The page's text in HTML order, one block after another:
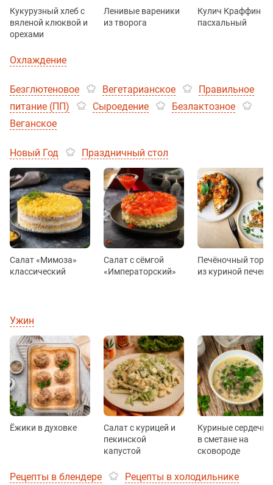
Кукурузный хлеб с
вяленой клюквой и
орехами
Ленивые вареники
из творога
Кулич Краффин
пасхальный
Охлаждение
Безглютеновое Вегетарианское
Правильное
питание (ПП)
Сыроедение
Безлактозное
Веганское
Новый Год Праздничный стол
Салат «Мимоза»
классический
Салат с сёмгой
«Императорский»
Печёночный торт
из куриной печени
Ужин
Ёжики в духовке
Салат с курицей и
пекинской
капустой
Куриные сердечки
в сметане на
сковороде
Рецепты в блендере Рецепты в холодильнике